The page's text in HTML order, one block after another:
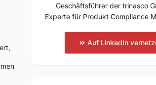
Geschäftsführer der trinasco
Experte für Produkt Compliance
Auf LinkedIn